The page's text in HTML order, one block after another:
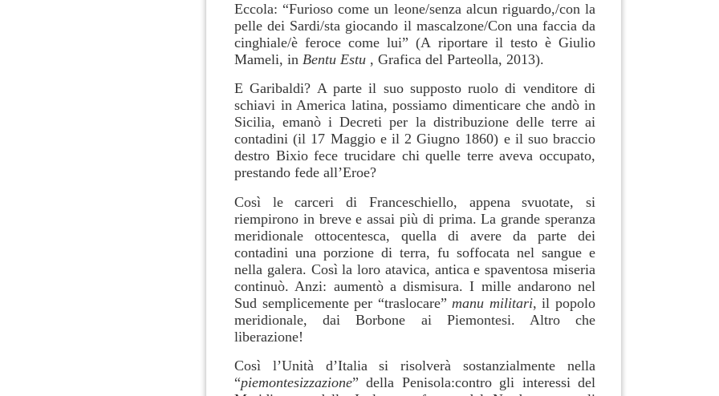
Eccola: “Furioso come un leone/senza alcun riguardo,/con la
pelle dei Sardi/sta giocando il mascalzone/Con una faccia da
cinghiale/è feroce come lui” (A riportare il testo è Giulio
Mameli, in Bentu Estu , Grafica del Parteolla, 2013).
E Garibaldi? A parte il suo supposto ruolo di venditore di
schiavi in America latina, possiamo dimenticare che andò in
Sicilia, emanò i Decreti per la distribuzione delle terre ai
contadini (il 17 Maggio e il 2 Giugno 1860) e il suo braccio
destro Bixio fece trucidare chi quelle terre aveva occupato,
prestando fede all’Eroe?
Così le carceri di Franceschiello, appena svuotate, si
riempirono in breve e assai più di prima. La grande speranza
meridionale ottocentesca, quella di avere da parte dei
contadini una porzione di terra, fu soffocata nel sangue e
nella galera. Così la loro atavica, antica e spaventosa miseria
continuò. Anzi: aumentò a dismisura. I mille andarono nel
Sud semplicemente per “traslocare” manu militari, il popolo
meridionale, dai Borbone ai Piemontesi. Altro che
liberazione!
Così l’Unità d’Italia si risolverà sostanzialmente nella
“piemontesizzazione” della Penisola:contro gli interessi del